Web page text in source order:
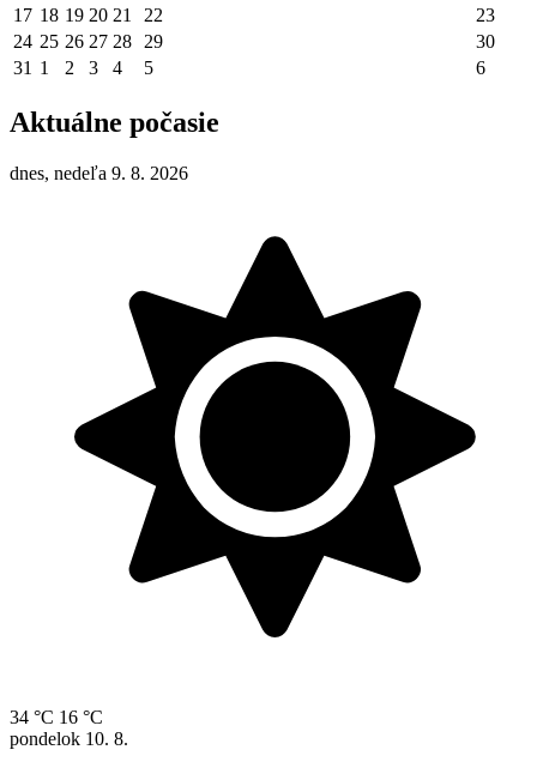
17 18 19 20 21 22
23
24 25 26 27 28 29
30
31 1 2 3 4 5 6
Aktuálne počasie
dnes, nedeľa 9. 8. 2026
34 °C 16 °C
pondelok 10. 8.